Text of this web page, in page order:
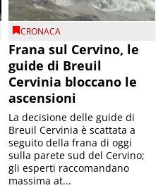
CRONACA
Frana sul Cervino, le
guide di Breuil
Cervinia bloccano le
ascensioni
La decisione delle guide di
Breuil Cervinia è scattata a
seguito della frana di oggi
sulla parete sud del Cervino;
gli esperti raccomandano
massima at...